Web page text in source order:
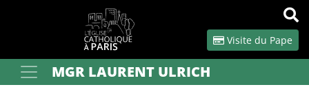
Visite du Pape
Votre rechercheMGR LAURENT ULRICH
Panneau de gestion des cookies